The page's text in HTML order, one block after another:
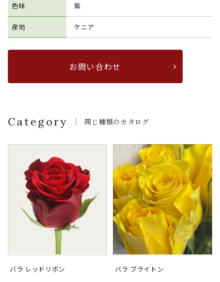
色味 紫
産地 ケニア
お問い合わせ
Category 同じ種類のカタログ
バラ レッドリボン バラ ブライトン